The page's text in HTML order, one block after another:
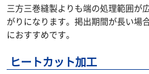
三方三巻縫製よりも端の処理範囲が
がりになります。掲出期間が長い場
におすすめです。
ヒートカット加工